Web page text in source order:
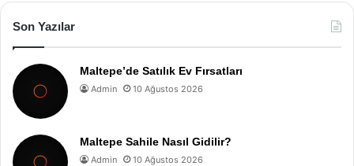
Son Yazılar
Maltepe’de Satılık Ev Fırsatları
Admin 10 Ağustos 2026
Maltepe Sahile Nasıl Gidilir?
Admin 10 Ağustos 2026